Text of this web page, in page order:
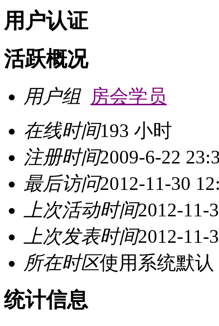
用户认证
活跃概况
用户组 房会学员
在线时间193 小时
注册时间2009-6-22
最后访问2012-11-30
上次活动时间2012-11-
上次发表时间2012-11-
所在时区使用系统默认
统计信息